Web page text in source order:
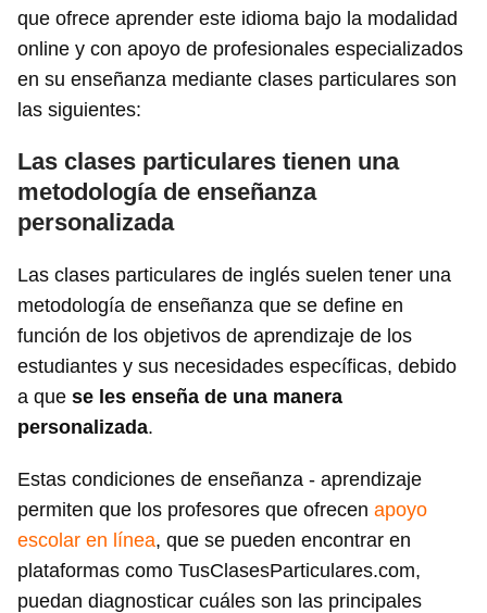
que ofrece aprender este idioma bajo la modalidad
online y con apoyo de profesionales especializados
en su enseñanza mediante clases particulares son
las siguientes:
Las clases particulares tienen una
metodología de enseñanza
personalizada
Las clases particulares de inglés suelen tener una
metodología de enseñanza que se define en
función de los objetivos de aprendizaje de los
estudiantes y sus necesidades específicas, debido
a que se les enseña de una manera
personalizada.
Estas condiciones de enseñanza - aprendizaje
permiten que los profesores que ofrecen apoyo
escolar en línea, que se pueden encontrar en
plataformas como TusClasesParticulares.com,
puedan diagnosticar cuáles son las principales